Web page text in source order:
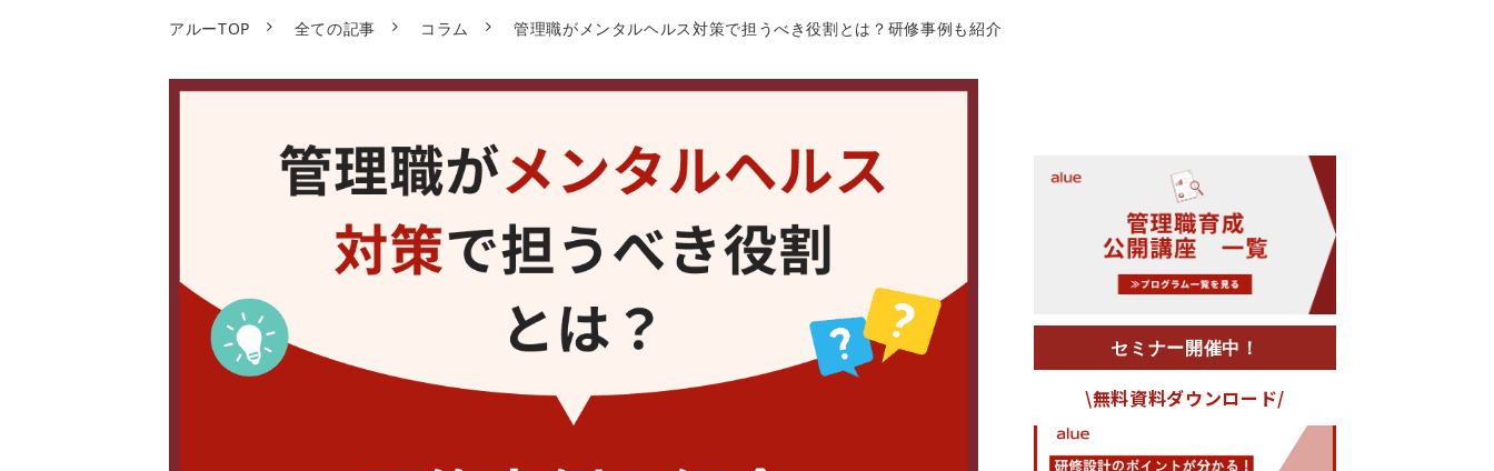
アルーTOP 全ての記事 コラム 管理職がメンタルヘルス対策で担うべき役割とは？研修事例も紹介
セミナー開催中！
\無料資料ダウンロード/